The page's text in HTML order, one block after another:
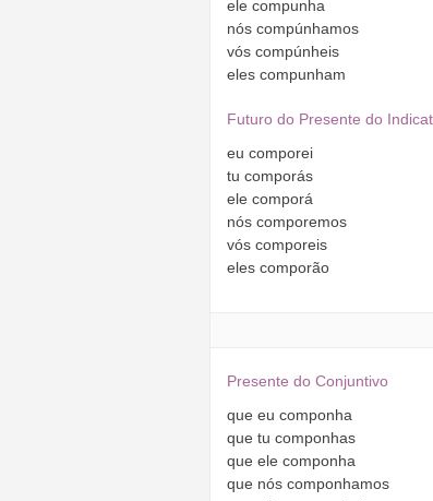
ele compunha
nós compúnhamos
vós compúnheis
eles compunham
Futuro do Presente do
eu comporei
tu comporás
ele comporá
nós comporemos
vós comporeis
eles comporão
Presente do Conjuntivo
que eu componha
que tu componhas
que ele componha
que nós componhamos